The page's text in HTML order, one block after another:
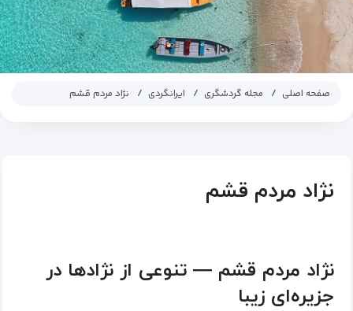
صفحه اصلی مجله گردشگری ایرانگردی نژاد مردم قشم
نژاد مردم قشم
نژاد مردم قشم — تنوعی از نژادها در
جزیره‌ای زیبا